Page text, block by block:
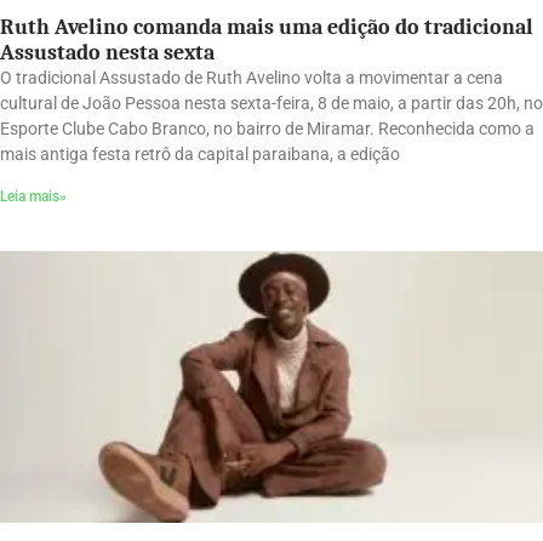
Ruth Avelino comanda mais uma edição do tradicional
Assustado nesta sexta
O tradicional Assustado de Ruth Avelino volta a movimentar a cena
cultural de João Pessoa nesta sexta-feira, 8 de maio, a partir das 20h, no
Esporte Clube Cabo Branco, no bairro de Miramar. Reconhecida como a
mais antiga festa retrô da capital paraibana, a edição
Leia mais»